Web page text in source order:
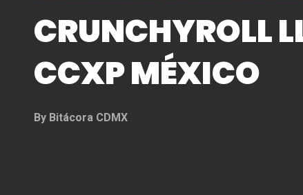
CRUNCHYROLL
CCXP MÉXICO
By Bitácora CDMX